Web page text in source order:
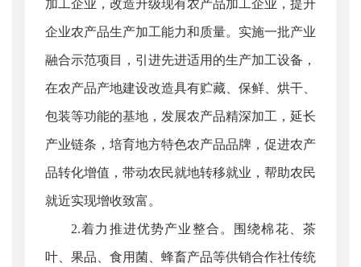
加工企业，改造升级现有农产品加工企业，提升
企业农产品生产加工能力和质量。实施一批产业
融合示范项目，引进先进适用的生产加工设备，
在农产品产地建设改造具有贮藏、保鲜、烘干、
包装等功能的基地，发展农产品精深加工，延长
产业链条，培育地方特色农产品品牌，促进农产
品转化增值，带动农民就地转移就业，帮助农民
就近实现增收致富。
2.着力推进优势产业整合。围绕棉花、茶
叶、果品、食用菌、蜂畜产品等供销合作社传统